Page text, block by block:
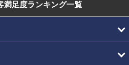
満足度ランキング一覧